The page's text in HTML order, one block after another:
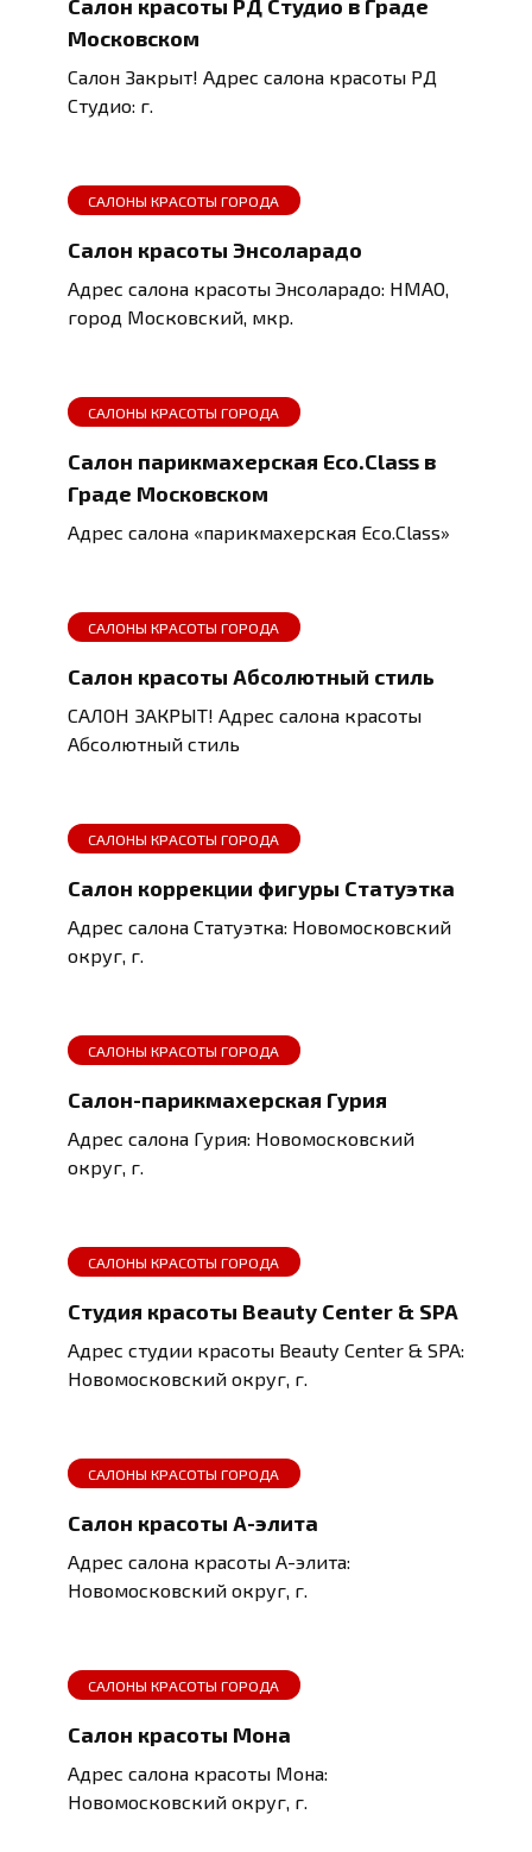
Московском
Салон Закрыт! Адрес салона красоты РД
Студио: г.
САЛОНЫ КРАСОТЫ ГОРОДА
Салон красоты Энсоларадо
Адрес салона красоты Энсоларадо: НМАО,
город Московский, мкр.
САЛОНЫ КРАСОТЫ ГОРОДА
Салон парикмахерская Eco.Class в
Граде Московском
Адрес салона «парикмахерская Eco.Class»
САЛОНЫ КРАСОТЫ ГОРОДА
Салон красоты Абсолютный стиль
САЛОН ЗАКРЫТ! Адрес салона красоты
Абсолютный стиль
САЛОНЫ КРАСОТЫ ГОРОДА
Салон коррекции фигуры Статуэтка
Адрес салона Статуэтка: Новомосковский
округ, г.
САЛОНЫ КРАСОТЫ ГОРОДА
Салон-парикмахерская Гурия
Адрес салона Гурия: Новомосковский
округ, г.
САЛОНЫ КРАСОТЫ ГОРОДА
Студия красоты Beauty Center & SPA
Адрес студии красоты Beauty Center & SPA:
Новомосковский округ, г.
САЛОНЫ КРАСОТЫ ГОРОДА
Салон красоты А-элита
Адрес салона красоты А-элита:
Новомосковский округ, г.
САЛОНЫ КРАСОТЫ ГОРОДА
Салон красоты Мона
Адрес салона красоты Мона:
Новомосковский округ, г.